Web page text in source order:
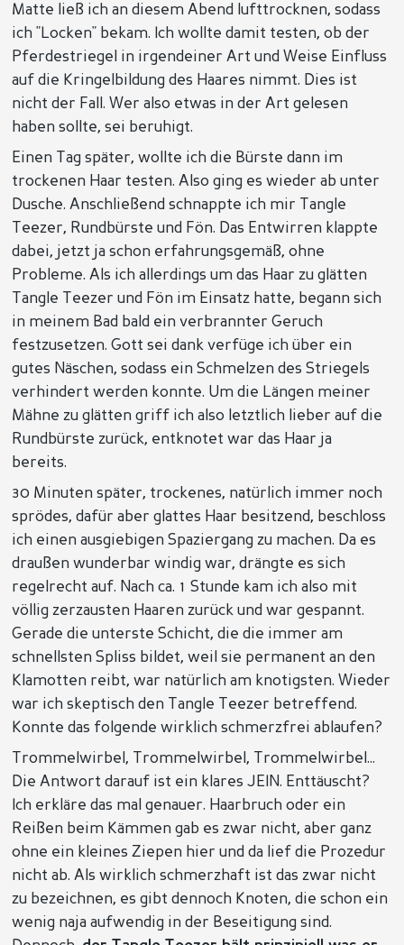
Matte ließ ich an diesem Abend lufttrocknen, sodass
ich "Locken" bekam. Ich wollte damit testen, ob der
Pferdestriegel in irgendeiner Art und Weise Einfluss
auf die Kringelbildung des Haares nimmt. Dies ist
nicht der Fall. Wer also etwas in der Art gelesen
haben sollte, sei beruhigt.
Einen Tag später, wollte ich die Bürste dann im
trockenen Haar testen. Also ging es wieder ab unter
Dusche. Anschließend schnappte ich mir Tangle
Teezer, Rundbürste und Fön. Das Entwirren klappte
dabei, jetzt ja schon erfahrungsgemäß, ohne
Probleme. Als ich allerdings um das Haar zu glätten
Tangle Teezer und Fön im Einsatz hatte, begann sich
in meinem Bad bald ein verbrannter Geruch
festzusetzen. Gott sei dank verfüge ich über ein
gutes Näschen, sodass ein Schmelzen des Striegels
verhindert werden konnte. Um die Längen meiner
Mähne zu glätten griff ich also letztlich lieber auf die
Rundbürste zurück, entknotet war das Haar ja
bereits.
30 Minuten später, trockenes, natürlich immer noch
sprödes, dafür aber glattes Haar besitzend, beschloss
ich einen ausgiebigen Spaziergang zu machen. Da es
draußen wunderbar windig war, drängte es sich
regelrecht auf. Nach ca. 1 Stunde kam ich also mit
völlig zerzausten Haaren zurück und war gespannt.
Gerade die unterste Schicht, die die immer am
schnellsten Spliss bildet, weil sie permanent an den
Klamotten reibt, war natürlich am knotigsten. Wieder
war ich skeptisch den Tangle Teezer betreffend.
Konnte das folgende wirklich schmerzfrei ablaufen?
Trommelwirbel, Trommelwirbel, Trommelwirbel...
Die Antwort darauf ist ein klares JEIN. Enttäuscht?
Ich erkläre das mal genauer. Haarbruch oder ein
Reißen beim Kämmen gab es zwar nicht, aber ganz
ohne ein kleines Ziepen hier und da lief die Prozedur
nicht ab. Als wirklich schmerzhaft ist das zwar nicht
zu bezeichnen, es gibt dennoch Knoten, die schon ein
wenig naja aufwendig in der Beseitigung sind.